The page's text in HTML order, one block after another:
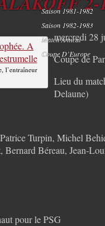
Saison 1981-1982
Saison 1982-1983
Match Amical
Coupe D’Europe
l’entraîneur
mercredi 28
Coupe de
Lieu du
Delaune)
Turpin, Michel
Béreau, Jean-
pour le PSG